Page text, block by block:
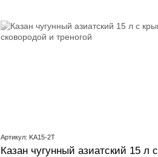
Артикул: KA15-2T
Казан чугунный азиатский 15 л с